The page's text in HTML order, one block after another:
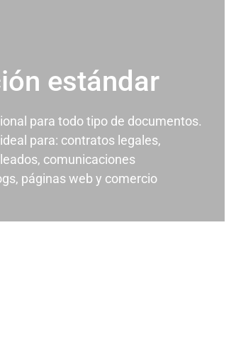
estándar
para todo tipo de documentos.
para: contratos legales,
comunicaciones
páginas web y comercio